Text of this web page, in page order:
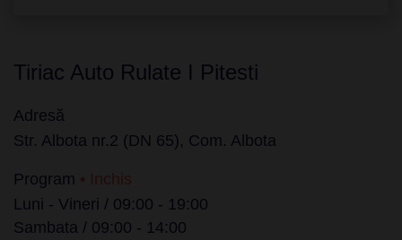
Tiriac Auto Rulate I Pitesti
Adresă
Str. Albota nr.2 (DN 65), Com. Albota
Program • Inchis
Luni - Vineri / 09:00 - 19:00
Sambata / 09:00 - 14:00